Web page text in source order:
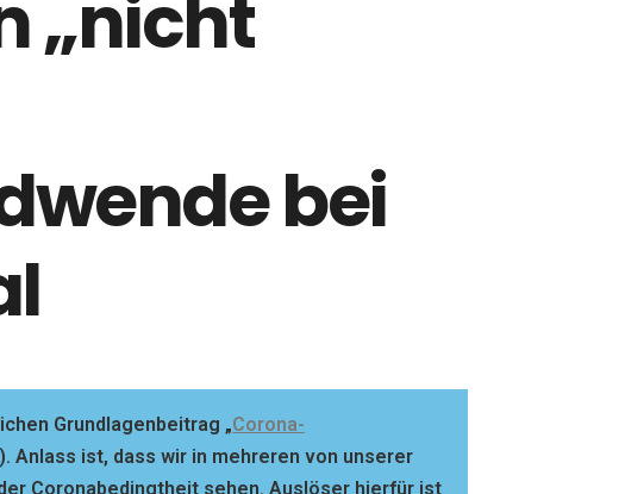
„nicht
bei
Grundlagenbeitrag „Corona-
Anlass ist, dass wir in mehreren von unserer
Coronabedingtheit sehen. Auslöser hierfür ist